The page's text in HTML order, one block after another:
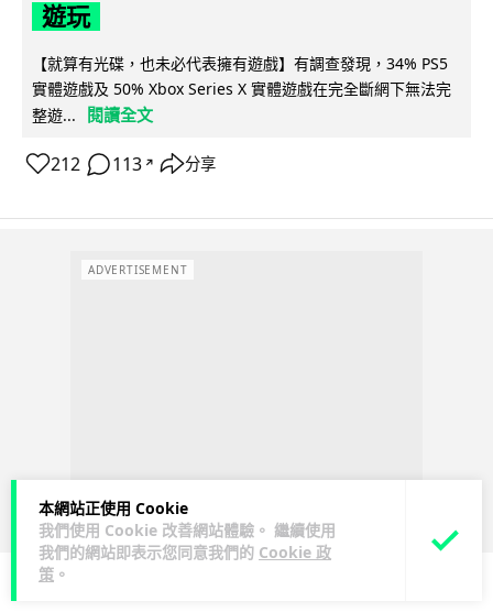
本網站正使用 Cookie
我們使用 Cookie 改善網站體驗。 繼續使用
我們的網站即表示您同意我們的 Cookie 政
策 。
遊玩
【就算有光碟，也未必代表擁有遊戲】有調查發現，34% PS5
實體遊戲及 50% Xbox Series X 實體遊戲在完全斷網下無法完
整遊...
閱讀全文
212 113 ↗ 分享
ADVERTISEMENT